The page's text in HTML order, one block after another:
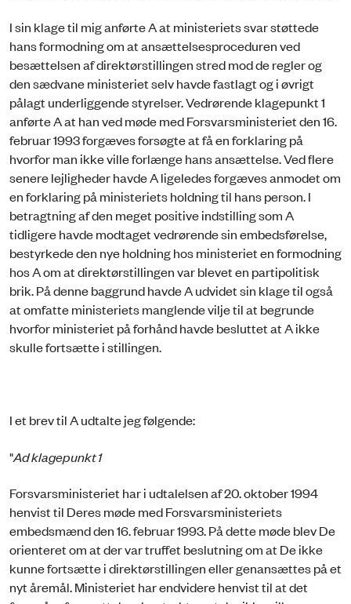
I sin klage til mig anførte A at ministeriets svar støttede
hans formodning om at ansættelsesproceduren ved
besættelsen af direktørstillingen stred mod de regler og
den sædvane ministeriet selv havde fastlagt og i øvrigt
pålagt underliggende styrelser. Vedrørende klagepunkt 1
anførte A at han ved møde med Forsvarsministeriet den 16.
februar 1993 forgæves forsøgte at få en forklaring på
hvorfor man ikke ville forlænge hans ansættelse. Ved flere
senere lejligheder havde A ligeledes forgæves anmodet om
en forklaring på ministeriets holdning til hans person. I
betragtning af den meget positive indstilling som A
tidligere havde modtaget vedrørende sin embedsførelse,
bestyrkede den nye holdning hos ministeriet en formodning
hos A om at direktørstillingen var blevet en partipolitisk
brik. På denne baggrund havde A udvidet sin klage til også
at omfatte ministeriets manglende vilje til at begrunde
hvorfor ministeriet på forhånd havde besluttet at A ikke
skulle fortsætte i stillingen.
I et brev til A udtalte jeg følgende:
"Ad klagepunkt 1
Forsvarsministeriet har i udtalelsen af 20. oktober 1994
henvist til Deres møde med Forsvarsministeriets
embedsmænd den 16. februar 1993. På dette møde blev De
orienteret om at der var truffet beslutning om at De ikke
kunne fortsætte i direktørstillingen eller genansættes på et
nyt åremål. Ministeriet har endvidere henvist til at det